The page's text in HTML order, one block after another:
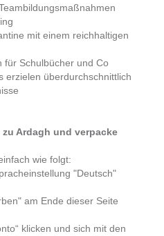
mit einem reichhaltigen
für Schulbücher und Co
erzielen überdurchschnittlich
Ardagh und verpacke
wie folgt:
"Deutsch"
am Ende dieser Seite
klicken und sich mit den